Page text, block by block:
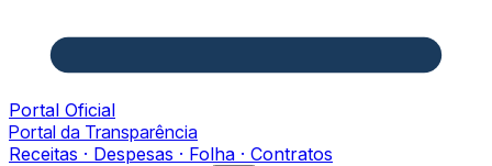
Portal Oficial
Portal da Transparência
Receitas · Despesas · Folha · Contratos